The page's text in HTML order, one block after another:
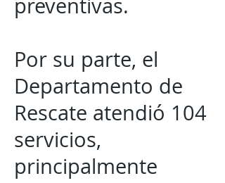
preventivas.
Por su parte, el
Departamento de
Rescate atendió 104
servicios,
principalmente